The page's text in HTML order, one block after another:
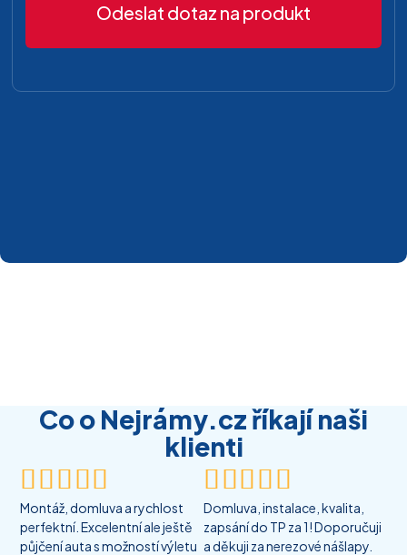
Odeslat dotaz na produkt
Co o Nejrámy.cz říkají naši
klienti

Montáž, domluva a rychlost
perfektní. Excelentní ale ještě
půjčení auta s možností výletu

Domluva, instalace, kvalita,
zapsání do TP za 1! Doporučuji
a děkuji za nerezové nášlapy.